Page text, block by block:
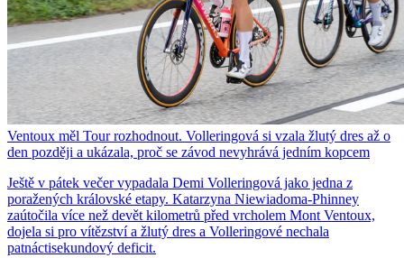
Ventoux měl Tour rozhodnout. Volleringová si vzala žlutý dres až o
den později a ukázala, proč se závod nevyhrává jedním kopcem
Ještě v pátek večer vypadala Demi Volleringová jako jedna z
poražených královské etapy. Katarzyna Niewiadoma-Phinney
zaútočila více než devět kilometrů před vrcholem Mont Ventoux,
dojela si pro vítězství a žlutý dres a Volleringové nechala
patnáctisekundový deficit.